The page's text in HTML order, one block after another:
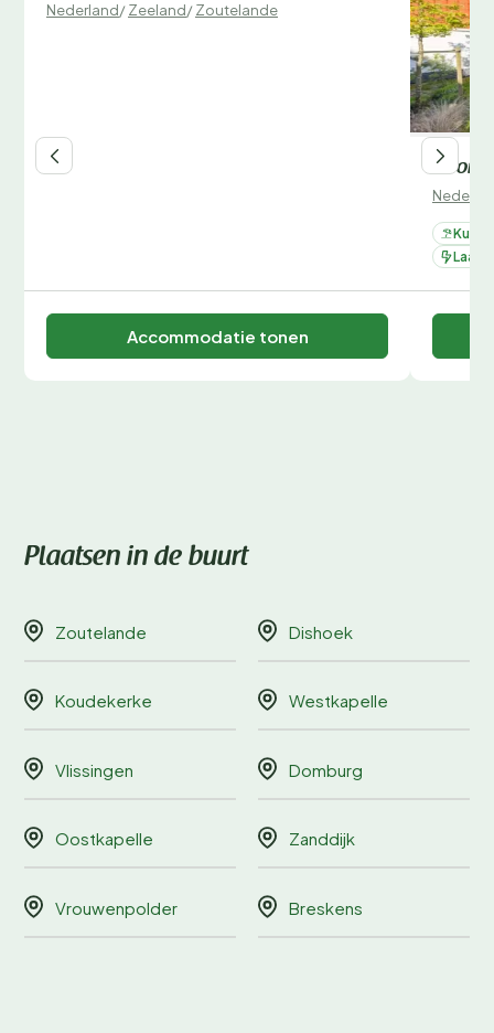
Nederland/Zeeland/Zoutelande
Accommodatie tonen
Kust
Plaatsen in de buurt
Zoutelande Dishoek
Koudekerke Westkapelle
Vlissingen Domburg
Oostkapelle Zanddijk
Vrouwenpolder Breskens